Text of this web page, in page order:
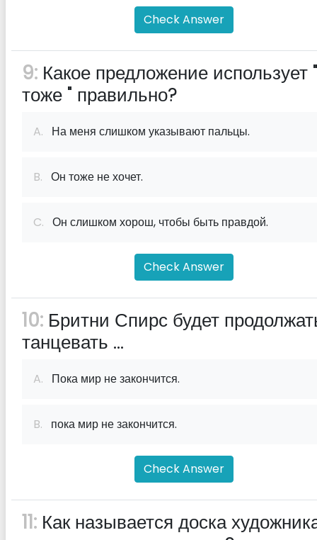
Check Answer
9: Какое предложение использует "
тоже " правильно?
A. На меня слишком указывают пальцы.
B. Он тоже не хочет.
C. Он слишком хорош, чтобы быть правдой.
Check Answer
10: Бритни Спирс будет
танцевать ...
A. Пока мир не закончится.
B. пока мир не закончится.
Check Answer
11: Как называется доска